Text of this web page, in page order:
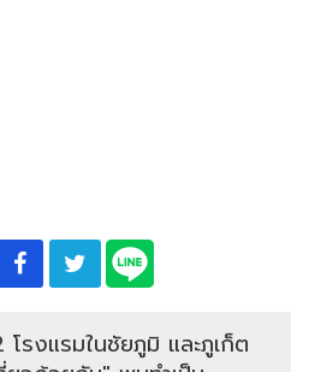
รงแรมในชัยภูมิ และภูเก็ต